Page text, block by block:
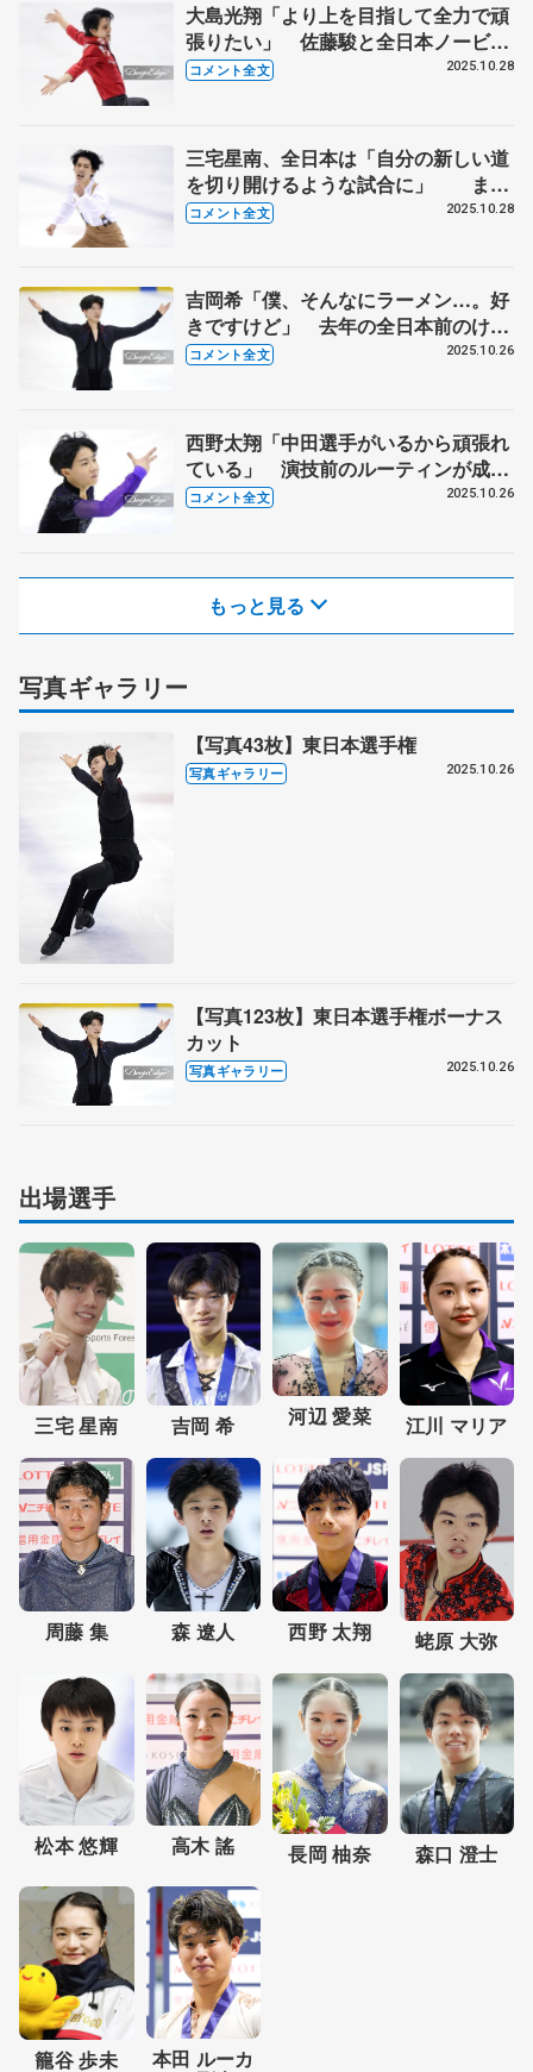
大島光翔「より上を目指して全力で頑
張りたい」 佐藤駿と全日本ノービス
Bで滑った思い入れがある会場 【東
コメント全文 2025.10.28
三宅星南、全日本は「自分の新しい道
を切り開けるような試合に」 まだ
まだ伸びしろあり成長できる【東日本
コメント全文 2025.10.28
吉岡希「僕、そんなにラーメン…。好
きですけど」 去年の全日本前のけが
から食事だったり気をつけて 【東日
コメント全文 2025.10.26
西野太翔「中田選手がいるから頑張れ
ている」 演技前のルーティンが成功
につながっている 【東日本選手権・
コメント全文 2025.10.26
もっと見る
写真ギャラリー
【写真43枚】東日本選手権
写真ギャラリー 2025.10.26
【写真123枚】東日本選手権ボーナス
カット
写真ギャラリー 2025.10.26
出場選手
三宅 星南 吉岡 希 河辺 愛菜 江川 マリア
周藤 集 森 遼人 西野 太翔 蛯原 大弥
松本 悠輝 高木 謠 長岡 柚奈 森口 澄士
籠谷 歩未 本田 ルーカ